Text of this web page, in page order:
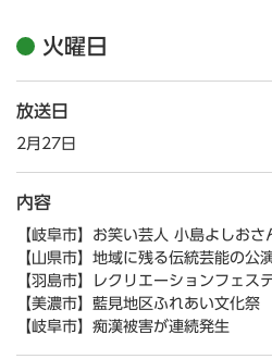
火曜日
放送日
2月27日
内容
【岐阜市】お笑い芸人 小島よしお
【山県市】地域に残る伝統芸能の公
【羽島市】レクリエーションフェス
【美濃市】藍見地区ふれあい文化祭
【岐阜市】痴漢被害が連続発生